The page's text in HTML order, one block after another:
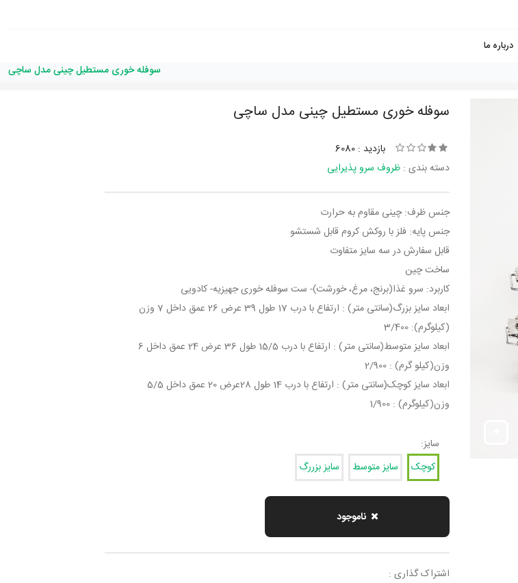
درباره ما
سوفله خوری مستطیل چینی مدل ساچی
سوفله خوری مستطیل چینی مدل ساچی
بازدید : 6080
دسته بندی : ظروف سرو پذیرایی
جنس ظرف: چینی مقاوم به حرارت
جنس پایه: فلز با روکش کروم قابل شستشو
قابل سفارش در سه سایز متفاوت
ساخت چین
کاربرد: سرو غذا(برنج، مرغ، خورشت)- ست سوفله خوری جهیزیه- کادویی
ابعاد سایز بزرگ(سانتی متر) : ارتفاع با درب 17 طول 39 عرض 26 عمق داخل 7 وزن
(کیلوگرم): 3/400
ابعاد سایز متوسط(سانتی متر) : ارتفاع با درب 15/5 طول 36 عرض 24 عمق داخل 6
وزن(کیلو گرم) : 2/900
ابعاد سایز کوچک(سانتی متر) : ارتفاع با درب 14 طول 28عرض 20 عمق داخل 5/5
وزن(کیلوگرم) : 1/900
سایز:
کوچک
سایز متوسط سایز بزررگ
ناموجود
اشتراک گذاری :